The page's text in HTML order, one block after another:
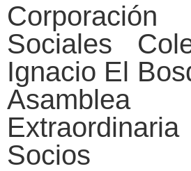
Sociales
Ignacio El
Asamblea
Socios